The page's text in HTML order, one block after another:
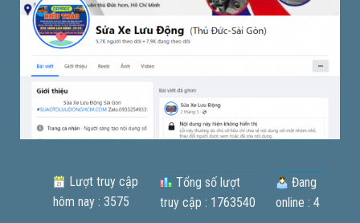
Lượt truy cập
hôm nay : 3575
Tổng số lượt
truy cập : 1763540
Đang
online : 4